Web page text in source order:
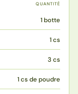
QUANTITÉ
1 botte
1 cs
3 cs
1 cs de poudre